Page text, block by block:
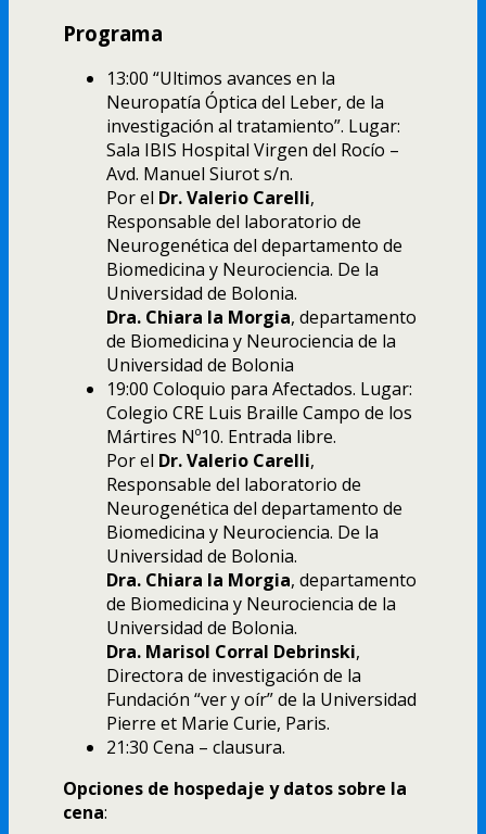
Programa
13:00 “Ultimos avances en la
Neuropatía Óptica del Leber, de la
investigación al tratamiento”. Lugar:
Sala IBIS Hospital Virgen del Rocío –
Avd. Manuel Siurot s/n.
Por el Dr. Valerio Carelli,
Responsable del laboratorio de
Neurogenética del departamento de
Biomedicina y Neurociencia. De la
Universidad de Bolonia.
Dra. Chiara la Morgia, departamento
de Biomedicina y Neurociencia de la
Universidad de Bolonia
19:00 Coloquio para Afectados. Lugar:
Colegio CRE Luis Braille Campo de los
Mártires Nº10. Entrada libre.
Por el Dr. Valerio Carelli,
Responsable del laboratorio de
Neurogenética del departamento de
Biomedicina y Neurociencia. De la
Universidad de Bolonia.
Dra. Chiara la Morgia, departamento
de Biomedicina y Neurociencia de la
Universidad de Bolonia.
Dra. Marisol Corral Debrinski,
Directora de investigación de la
Fundación “ver y oír” de la Universidad
Pierre et Marie Curie, Paris.
21:30 Cena – clausura.
Opciones de hospedaje y datos sobre la
cena: